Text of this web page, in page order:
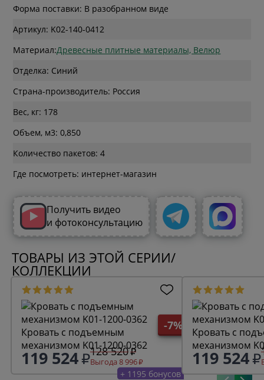
Форма поставки: В разобранном виде
Артикул: K02-140-0412
Материал:Древесные плитные материалы, Велюр
Отделка: Синий
Страна-производитель: Россия
Вес, кг: 178
Объем, м3: 0,850
Количество пакетов: 4
Где посмотреть: интернет-магазин
Получить видео
и фотоконсультацию
ТОВАРЫ ИЗ ЭТОЙ СЕРИИ/
КОЛЛЕКЦИИ
-7%
Кровать с подъемным
механизмом K01-1200-0362
119 524 128 520
Выгода 8 996
+ 1195 бонусов
Кровать с
механизмом
119 524